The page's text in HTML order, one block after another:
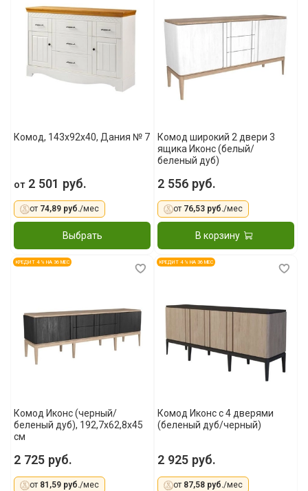
Комод, 143x92x40, Дания № 7
от2 501 руб.
от 74,89 руб./мес
Выбрать
Комод широкий 2 двери 3
ящика Иконс (белый/
беленый дуб)
2 556 руб.
от 76,53 руб./мес
В корзину
КРЕДИТ 4 % НА 36 МЕС
Комод Иконс (черный/
беленый дуб), 192,7x62,8x45
см
2 725 руб.
от 81,59 руб./мес
КРЕДИТ 4 % НА 36 МЕС
Комод Иконс с 4 дверями
(беленый дуб/черный)
2 925 руб.
от 87,58 руб./мес